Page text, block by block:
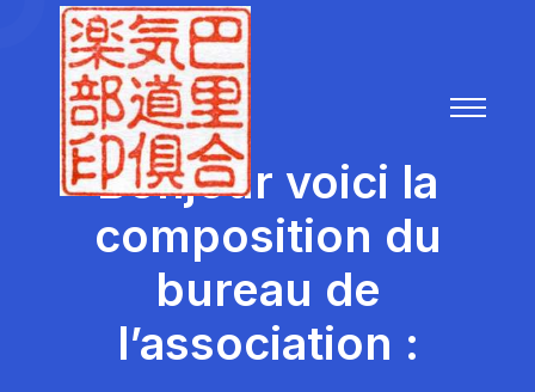
Bonjour voici la
composition du
bureau de
l’association :